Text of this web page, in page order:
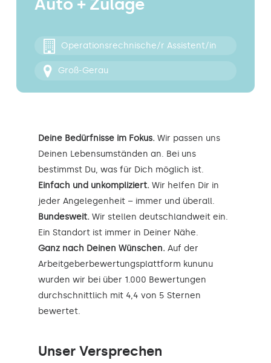
Kontakt
Auto + Zulage
Operationsrechnische/r Assistent/in
Groß-Gerau
Deine Bedürfnisse im Fokus. Wir passen uns
Deinen Lebensumständen an. Bei uns
bestimmst Du, was für Dich möglich ist.
Einfach und unkompliziert. Wir helfen Dir in
jeder Angelegenheit – immer und überall.
Bundesweit. Wir stellen deutschlandweit ein.
Ein Standort ist immer in Deiner Nähe.
Ganz nach Deinen Wünschen. Auf der
Arbeitgeberbewertungsplattform kununu
wurden wir bei über 1.000 Bewertungen
durchschnittlich mit 4,4 von 5 Sternen
bewertet.
Unser Versprechen